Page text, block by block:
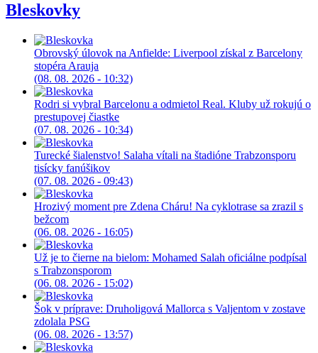
Bleskovky
Obrovský úlovok na Anfielde: Liverpool získal z Barcelony
stopéra Arauja
(08. 08. 2026 - 10:32)
Rodri si vybral Barcelonu a odmietol Real. Kluby už rokujú o
prestupovej čiastke
(07. 08. 2026 - 10:34)
Turecké šialenstvo! Salaha vítali na štadióne Trabzonsporu
tisícky fanúšikov
(07. 08. 2026 - 09:43)
Hrozivý moment pre Zdena Cháru! Na cyklotrase sa zrazil s
bežcom
(06. 08. 2026 - 16:05)
Už je to čierne na bielom: Mohamed Salah oficiálne podpísal
s Trabzonsporom
(06. 08. 2026 - 15:02)
Šok v príprave: Druholigová Mallorca s Valjentom v zostave
zdolala PSG
(06. 08. 2026 - 13:57)